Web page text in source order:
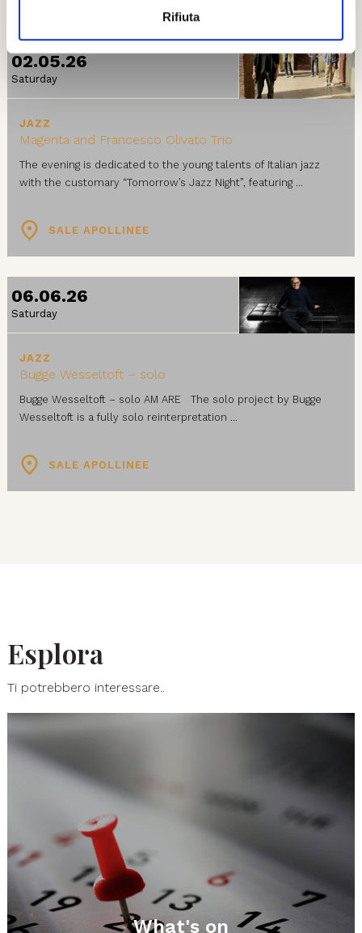
Rifiuta
02.05.26
Saturday
JAZZ
Magenta and Francesco Olivato Trio
The evening is dedicated to the young talents of Italian jazz
with the customary “Tomorrow’s Jazz Night”, featuring ...
SALE APOLLINEE
06.06.26
Saturday
JAZZ
Bugge Wesseltoft – solo
Bugge Wesseltoft – solo AM ARE The solo project by Bugge
Wesseltoft is a fully solo reinterpretation ...
SALE APOLLINEE
Esplora
Ti potrebbero interessare..
What's on